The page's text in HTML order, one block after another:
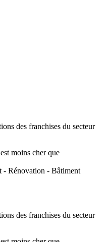
des franchises du secteur
moins cher que
- Rénovation - Bâtiment
des franchises du secteur